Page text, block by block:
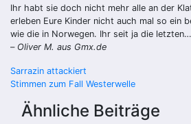
Ihr habt sie doch nicht mehr alle an der
erleben Eure Kinder nicht auch mal so ein
wie die in Norwegen. Ihr seit ja die letzten…
– Oliver M. aus Gmx.de
Sarrazin attackiert
Stimmen zum Fall Westerwelle
Ähnliche Beiträge